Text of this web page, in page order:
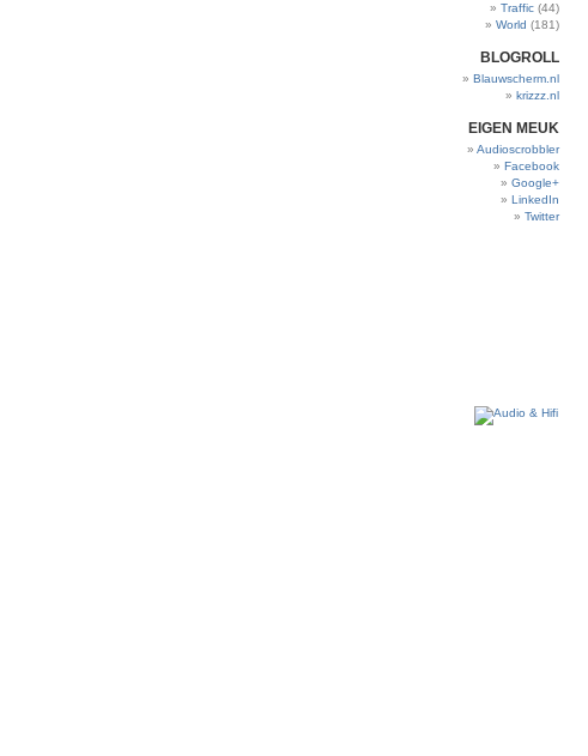
Traffic (44)
World (181)
BLOGROLL
Blauwscherm.nl
krizzz.nl
EIGEN MEUK
Audioscrobbler
Facebook
Google+
LinkedIn
Twitter